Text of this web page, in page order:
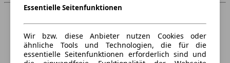
Essentielle Seitenfunktionen
Wir bzw. diese Anbieter nutzen Cookies oder
ähnliche Tools und Technologien, die für die
essentielle Seitenfunktionen erforderlich sind und